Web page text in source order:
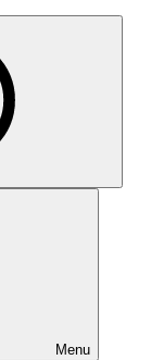
Menu